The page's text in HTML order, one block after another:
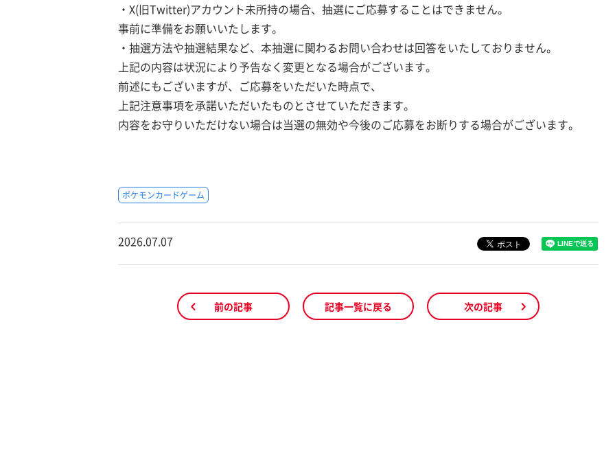
・X(旧Twitter)アカウント未所持の場合、抽選にご応募することはできません。
事前に準備をお願いいたします。
・抽選方法や抽選結果など、本抽選に関わるお問い合わせは回答をいたしておりません。
上記の内容は状況により予告なく変更となる場合がございます。
前述にもございますが、ご応募をいただいた時点で、
上記注意事項を承諾いただいたものとさせていただきます。
内容をお守りいただけない場合は当選の無効や今後のご応募をお断りする場合がございます。
ポケモンカードゲーム
2026.07.07
前の記事 記事一覧に戻る 次の記事